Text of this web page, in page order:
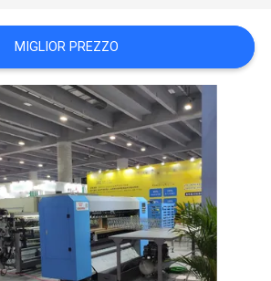
MIGLIOR PREZZO